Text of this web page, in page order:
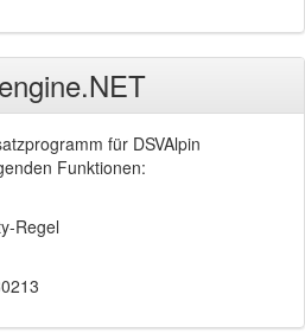
für DSVAlpin
Funktionen:
Regel